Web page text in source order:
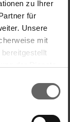
zu Ihrer
für
Unsere
mit
nutzen.
Worte. Es
Staubsauger
Kollegen
prüfen, ob